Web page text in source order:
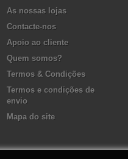
As nossas lojas
Contacte-nos
Apoio ao cliente
Quem somos?
Termos & Condições
Termos e condições de
envio
Mapa do site